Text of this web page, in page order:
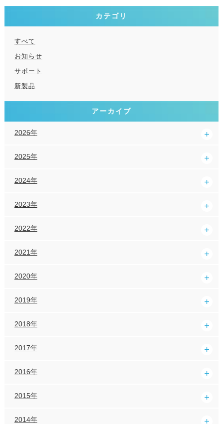
カテゴリ
すべて
お知らせ
サポート
新製品
アーカイブ
2026年
2025年
2024年
2023年
2022年
2021年
2020年
2019年
2018年
2017年
2016年
2015年
2014年